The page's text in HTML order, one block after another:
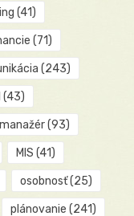
(41)
(71)
(243)
(43)
manažér(93)
MIS (41)
osobnosť(25)
plánovanie (241)